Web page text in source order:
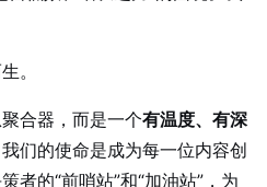
。
合器，而是一个有温度、有深
们的使命是成为每一位内容创
者的“前哨站”和“加油站”，为